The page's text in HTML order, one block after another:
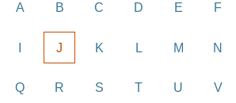
A B C D E F
J K L M N
Q R S T U V